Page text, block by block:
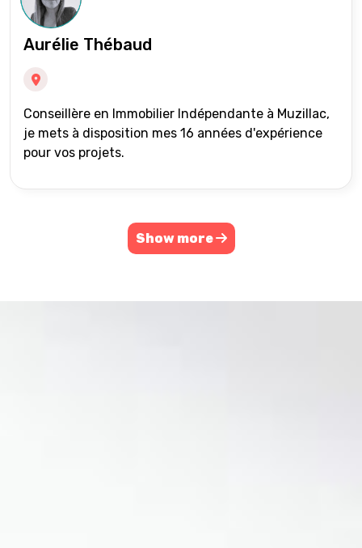
Aurélie Thébaud
Conseillère en Immobilier Indépendante à Muzillac,
je mets à disposition mes 16 années d'expérience
pour vos projets.
Show more